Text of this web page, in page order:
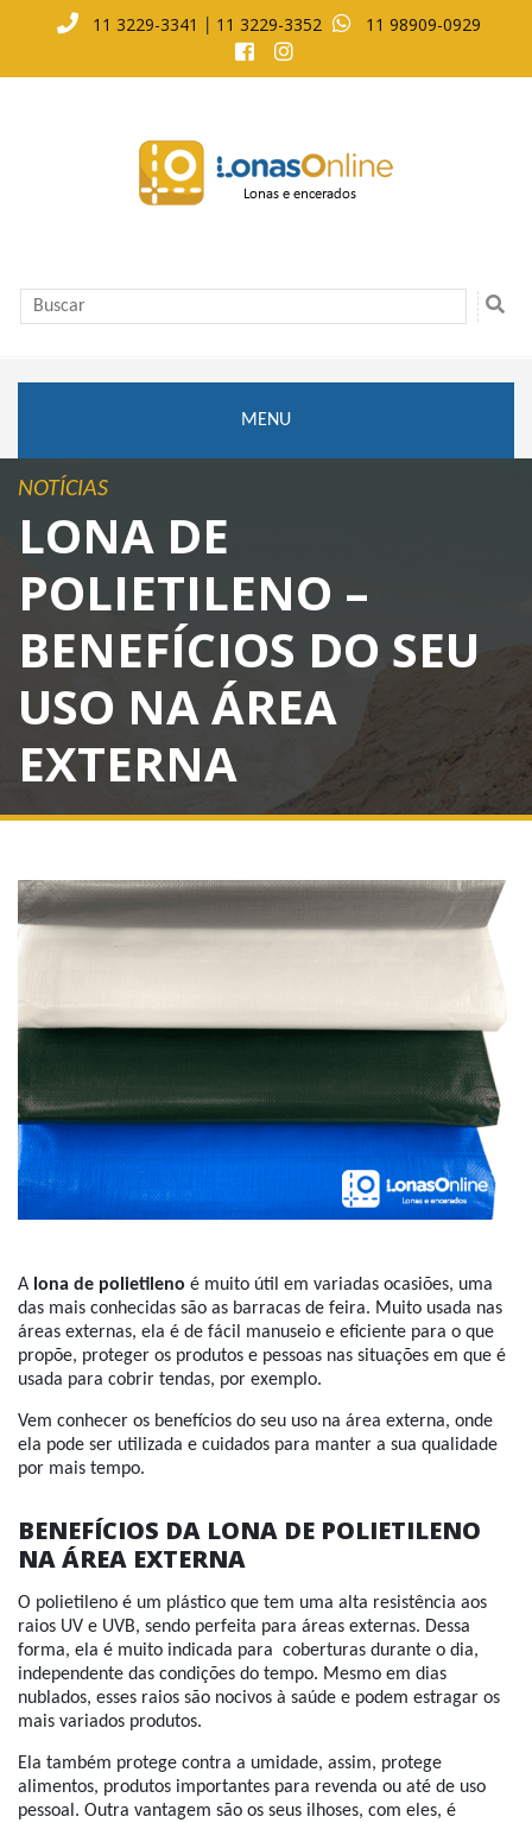
11 3229-3341 11 3229-3352 11 98909-0929
MENU
NOTÍCIAS
LONA DE
POLIETILENO –
BENEFÍCIOS DO SEU
USO NA ÁREA
EXTERNA
A lona de polietileno é muito útil em variadas ocasiões, uma
das mais conhecidas são as barracas de feira. Muito usada nas
áreas externas, ela é de fácil manuseio e eficiente para o que
propõe, proteger os produtos e pessoas nas situações em que é
usada para cobrir tendas, por exemplo.
Vem conhecer os benefícios do seu uso na área externa, onde
ela pode ser utilizada e cuidados para manter a sua qualidade
por mais tempo.
BENEFÍCIOS DA LONA DE POLIETILENO
NA ÁREA EXTERNA
O polietileno é um plástico que tem uma alta resistência aos
raios UV e UVB, sendo perfeita para áreas externas. Dessa
forma, ela é muito indicada para coberturas durante o dia,
independente das condições do tempo. Mesmo em dias
nublados, esses raios são nocivos à saúde e podem estragar os
mais variados produtos.
Ela também protege contra a umidade, assim, protege
alimentos, produtos importantes para revenda ou até de uso
pessoal. Outra vantagem são os seus ilhoses, com eles, é